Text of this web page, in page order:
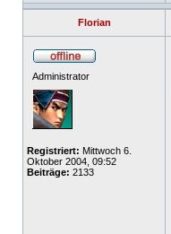
Florian
Administrator
Registriert: Mittwoch 6.
Oktober 2004, 09:52
Beiträge: 2133